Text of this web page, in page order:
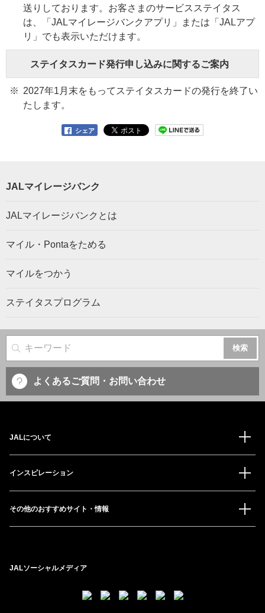
送りしております。お客さまのサービスステイタス
は、「JALマイレージバンクアプリ」または「JALアプ
リ」でも表示いただけます。
ステイタスカード発行申し込みに関するご案内
2027年1月末をもってステイタスカードの発行を終了い
たします。
シェア
JALマイレージバンク
JALマイレージバンクとは
マイル・Pontaをためる
マイルをつかう
ステイタスプログラム
サイト内検索
よくあるご質問・お問い合わせ
JALについて
インスピレーション
その他のおすすめサイト・情報
JALソーシャルメディア